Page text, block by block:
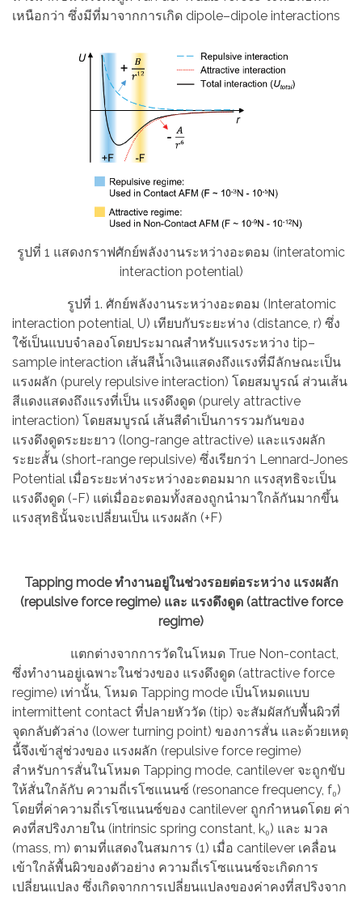
เหนือกว่า ซึ่งมีที่มาจากการเกิด dipole–dipole interactions
รูปที่ 1 แสดงกราฟศักย์พลังงานระหว่างอะตอม (interatomic
interaction potential)
รูปที่ 1. ศักย์พลังงานระหว่างอะตอม (Interatomic
interaction potential, U) เทียบกับระยะห่าง (distance, r) ซึ่ง
ใช้เป็นแบบจำลองโดยประมาณสำหรับแรงระหว่าง tip–
sample interaction เส้นสีน้ำเงินแสดงถึงแรงที่มีลักษณะเป็น
แรงผลัก (purely repulsive interaction) โดยสมบูรณ์ ส่วนเส้น
สีแดงแสดงถึงแรงที่เป็น แรงดึงดูด (purely attractive
interaction) โดยสมบูรณ์ เส้นสีดำเป็นการรวมกันของ
แรงดึงดูดระยะยาว (long-range attractive) และแรงผลัก
ระยะสั้น (short-range repulsive) ซึ่งเรียกว่า Lennard-Jones
Potential เมื่อระยะห่างระหว่างอะตอมมาก แรงสุทธิจะเป็น
แรงดึงดูด (-F) แต่เมื่ออะตอมทั้งสองถูกนำมาใกล้กันมากขึ้น
แรงสุทธินั้นจะเปลี่ยนเป็น แรงผลัก (+F)
Tapping mode ทำงานอยู่ในช่วงรอยต่อระหว่าง แรงผลัก
(repulsive force regime) และ แรงดึงดูด (attractive force
regime)
แตกต่างจากการวัดในโหมด True Non-contact,
ซึ่งทำงานอยู่เฉพาะในช่วงของ แรงดึงดูด (attractive force
regime) เท่านั้น, โหมด Tapping mode เป็นโหมดแบบ
intermittent contact ที่ปลายหัววัด (tip) จะสัมผัสกับพื้นผิวที่
จุดกลับตัวล่าง (lower turning point) ของการสั่น และด้วยเหตุ
นี้จึงเข้าสู่ช่วงของ แรงผลัก (repulsive force regime)
สำหรับการสั่นในโหมด Tapping mode, cantilever จะถูกขับ
ให้สั่นใกล้กับ ความถี่เรโซแนนซ์ (resonance frequency, f₀)
โดยที่ค่าความถี่เรโซแนนซ์ของ cantilever ถูกกำหนดโดย ค่า
คงที่สปริงภายใน (intrinsic spring constant, k₀) และ มวล
(mass, m) ตามที่แสดงในสมการ (1) เมื่อ cantilever เคลื่อน
เข้าใกล้พื้นผิวของตัวอย่าง ความถี่เรโซแนนซ์จะเกิดการ
เปลี่ยนแปลง ซึ่งเกิดจากการเปลี่ยนแปลงของค่าคงที่สปริงจาก